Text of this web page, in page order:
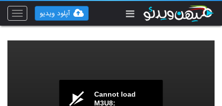
Toggle
آپلود ویدیو
Cannot load
M3U8: